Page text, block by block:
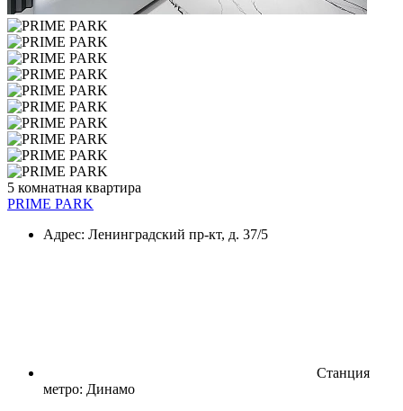
5 комнатная квартира
PRIME PARK
Адрес: Ленинградский пр-кт, д. 37/5
Станция
метро: Динамо